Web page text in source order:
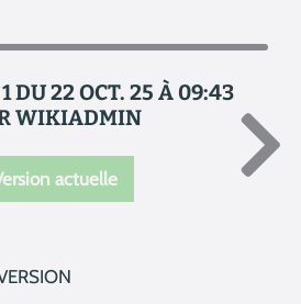
DU 22 OCT. 25 À 09:43
WIKIADMIN
actuelle